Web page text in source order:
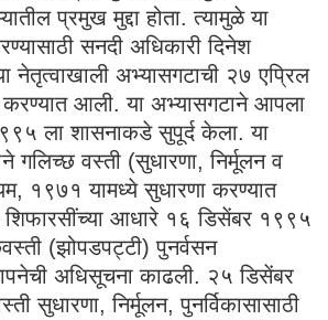
प्रमुख मुद्दा होता. त्यामुळे या
सनदी अधिकारी दिनेश
अभ्यासगटाची २७ एप्रिल
आली. या अभ्यासगटाने आपला
ला शासनाकडे सुपूर्द केला. या
गलिच्छ वस्ती (सुधारणा, निर्मूलन व
१९७१ यामध्ये सुधारणा करण्यात
आधारे १६ डिसेंबर १९९५
(झोपडपट्टी) पुनर्वसन
अधिसूचना काढली. २५ डिसेंबर
सुधारणा, निर्मूलन, पुनर्विकासासाठी